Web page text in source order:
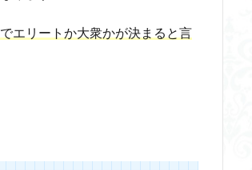
でエリートか大衆かが決まると言